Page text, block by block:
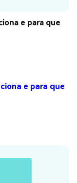
e para que
e para que